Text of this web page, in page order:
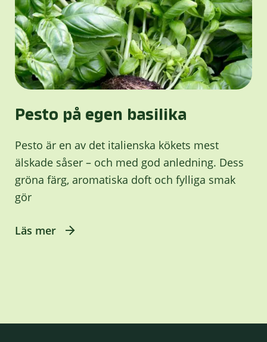
Pesto på egen basilika
Pesto är en av det italienska kökets mest
älskade såser – och med god anledning. Dess
gröna färg, aromatiska doft och fylliga smak
gör
Läs mer